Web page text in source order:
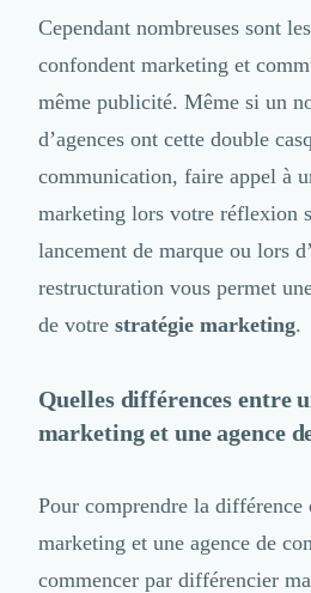
Droit des Affaires
Externalisation Administrative
Direction Financière Externalisée (DAF)
Transactions Services
Restructuring
Droit Commercial
Propriété Intellectuelle (IP/IT)
Banque
Gestion de trésorerie
Recouvrement
Financement de matériel ou équipement
Audit
Solutions de Paiement
Développement Web
Product Management
Cependant nombreuses sont
confondent marketing et
même publicité. Même si un
d’agences ont cette double
communication, faire appel à
marketing lors votre réflexion
lancement de marque ou lors
restructuration vous permet
de votre stratégie marketing.
Quelles différences entre
marketing et une agence
Pour comprendre la différence
marketing et une agence de
commencer par différencier